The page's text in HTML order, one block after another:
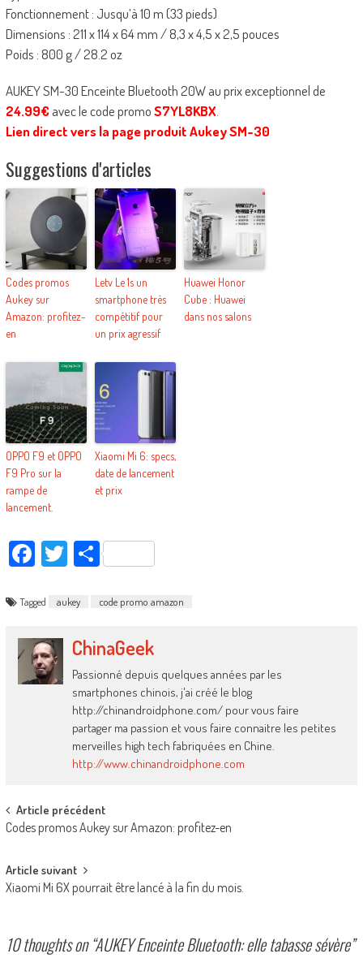
Fonctionnement : Jusqu’à 10 m (33 pieds)
Dimensions : 211 x 114 x 64 mm / 8,3 x 4,5 x 2,5 pouces
Poids : 800 g / 28.2 oz
AUKEY SM-30 Enceinte Bluetooth 20W au prix exceptionnel de
24.99€avec le code promoS7YL8KBX.
Lien direct vers la page produit Aukey SM-30
Suggestions d'articles
Codes promos
Aukey sur
Amazon: profitez-
en
Letv Le 1s un
smartphone très
compétitif pour
un prix agressif
Huawei Honor
Cube : Huawei
dans nos salons
OPPO F9 et OPPO
F9 Pro sur la
rampe de
lancement.
Xiaomi Mi 6: specs,
date de lancement
et prix
Facebook
TwitterPartager
Tagged aukey code promo amazon
ChinaGeek
Passionné depuis quelques années par les
smartphones chinois, j'ai créé le blog
http://chinandroidphone.com/ pour vous faire
partager ma passion et vous faire connaitre les petites
merveilles high tech fabriquées en Chine.
http://www.chinandroidphone.com
Post
navigation
Article précédent
Codes promos Aukey sur Amazon: profitez-en
Article suivant
Xiaomi Mi 6X pourrait être lancé à la fin du mois.
10 thoughts on “AUKEY Enceinte Bluetooth: elle tabasse sévère”